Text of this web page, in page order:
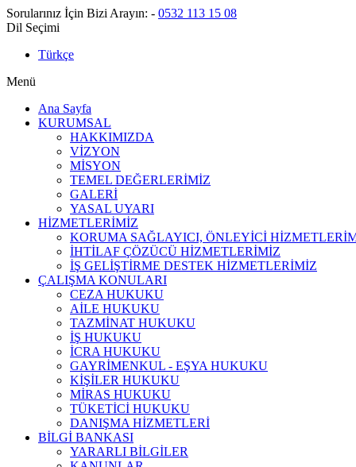
Sorularınız İçin Bizi Arayın: - 0532 113 15 08
Dil Seçimi
Türkçe
Menü
Ana Sayfa
KURUMSAL
HAKKIMIZDA
VİZYON
MİSYON
TEMEL DEĞERLERİMİZ
GALERİ
YASAL UYARI
HİZMETLERİMİZ
KORUMA SAĞLAYICI, ÖNLEYİCİ
İHTİLAF ÇÖZÜCÜ HİZMETLERİMİZ
İŞ GELİŞTİRME DESTEK HİZMETLERİMİZ
ÇALIŞMA KONULARI
CEZA HUKUKU
AİLE HUKUKU
TAZMİNAT HUKUKU
İŞ HUKUKU
İCRA HUKUKU
GAYRİMENKUL - EŞYA HUKUKU
KİŞİLER HUKUKU
MİRAS HUKUKU
TÜKETİCİ HUKUKU
DANIŞMA HİZMETLERİ
BİLGİ BANKASI
YARARLI BİLGİLER